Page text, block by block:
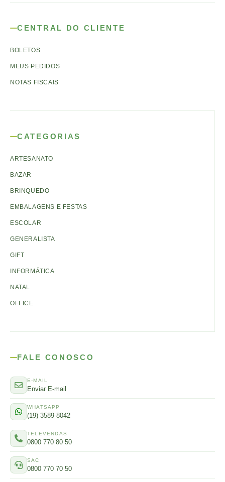
CENTRAL DO CLIENTE
BOLETOS
MEUS PEDIDOS
NOTAS FISCAIS
CATEGORIAS
ARTESANATO
BAZAR
BRINQUEDO
EMBALAGENS E FESTAS
ESCOLAR
GENERALISTA
GIFT
INFORMÁTICA
NATAL
OFFICE
FALE CONOSCO
E-MAIL
Enviar E-mail
WHATSAPP
(19) 3589-8042
TELEVENDAS
0800 770 80 50
SAC
0800 770 70 50